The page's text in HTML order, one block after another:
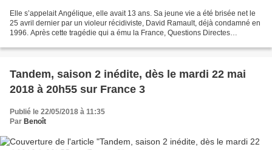
Elle s’appelait Angélique, elle avait 13 ans. Sa jeune vie a été brisée net le
25 avril dernier par un violeur récidiviste, David Ramault, déjà condamné en
1996. Après cette tragédie qui a ému la France, Questions Directes
Tandem, saison 2 inédite, dès le mardi 22 mai
2018 à 20h55 sur France 3
Publié le 22/05/2018 à 11:35
Par Benoît